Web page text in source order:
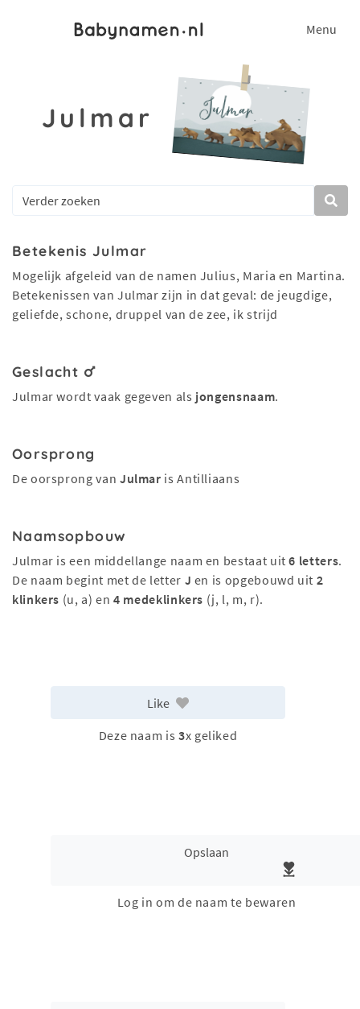
Menu
Julmar
Betekenis Julmar
Mogelijk afgeleid van de namen Julius, Maria en Martina.
Betekenissen van Julmar zijn in dat geval: de jeugdige,
geliefde, schone, druppel van de zee, ik strijd
Geslacht
Julmar wordt vaak gegeven als jongensnaam.
Oorsprong
De oorsprong van Julmar is Antilliaans
Naamsopbouw
Julmar is een middellange naam en bestaat uit6 letters.
De naam begint met de letter J en is opgebouwd uit 2
klinkers (u, a) en4 medeklinkers (j, l, m, r).
Like
Deze naam is 3x geliked
Opslaan
Log in om de naam te bewaren